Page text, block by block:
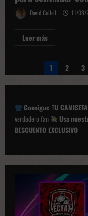
David Cullell 11/08/
Leer másLeer
Sánchez:
“Necesitamos
hacer
equipo
con
el
crecimiento
del
club”
Paginación
de
1 2 3
Consigue TU
verdadero fan
Usa
DESCUENTO EXCLUSIVO